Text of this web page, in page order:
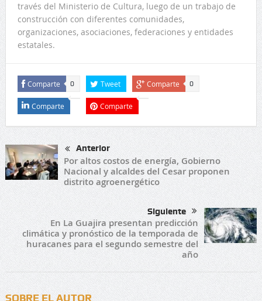
través del Ministerio de Cultura, luego de un trabajo de
construcción con diferentes comunidades,
organizaciones, asociaciones, federaciones y entidades
estatales.
Comparte 0 Tweet Comparte 0
Comparte Comparte
Anterior
Por altos costos de energía, Gobierno
Nacional y alcaldes del Cesar proponen
distrito agroenergético
Siguiente
En La Guajira presentan predicción
climática y pronóstico de la temporada de
huracanes para el segundo semestre del
año
SOBRE EL AUTOR